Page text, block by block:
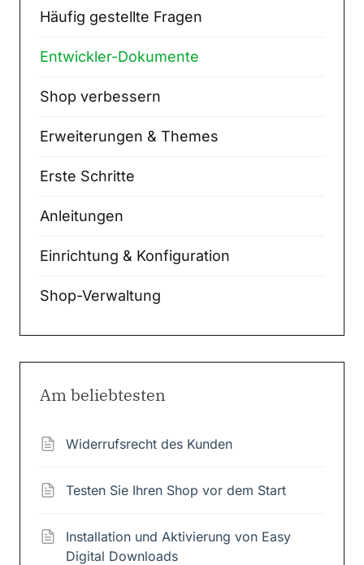
Häufig gestellte Fragen
Entwickler-Dokumente
Shop verbessern
Erweiterungen & Themes
Erste Schritte
Anleitungen
Einrichtung & Konfiguration
Shop-Verwaltung
Am beliebtesten
Widerrufsrecht des Kunden
Testen Sie Ihren Shop vor dem Start
Installation und Aktivierung von Easy
Digital Downloads